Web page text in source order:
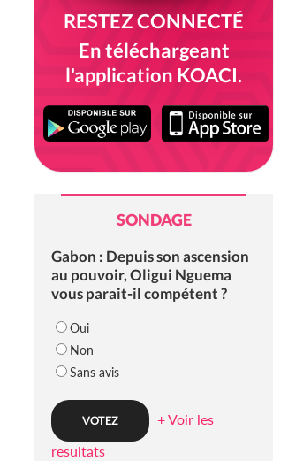
RESTEZ CONNECTÉ
En téléchargeant
l'application KOACI.
SONDAGE
Gabon : Depuis son ascension
au pouvoir, Oligui Nguema
vous parait-il compétent ?
Oui
Non
Sans avis
+ Voir les
resultats